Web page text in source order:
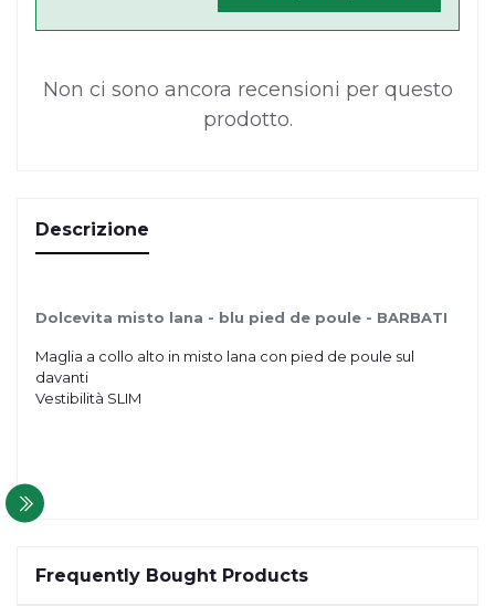
Non ci sono ancora recensioni per questo
prodotto.
Descrizione
Dolcevita misto lana - blu pied de poule - BARBATI
Maglia a collo alto in misto lana con pied de poule sul
davanti
Vestibilità SLIM
Frequently Bought Products